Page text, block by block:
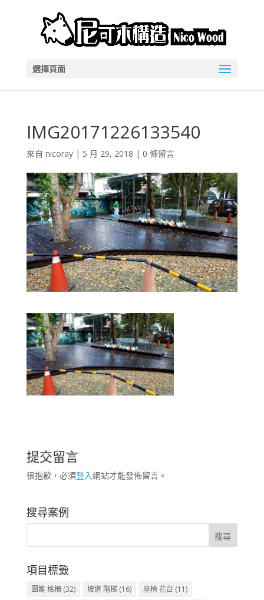
選擇頁面
IMG20171226133540
來自 nicoray| 5 月 29, 2018 | 0 條留言
提交留言
很抱歉，必須登入網站才能發佈留言。
搜尋案例
項目標籤
圍籬 格柵(32) 坡道 階梯(16) 座椅 花台 (11)